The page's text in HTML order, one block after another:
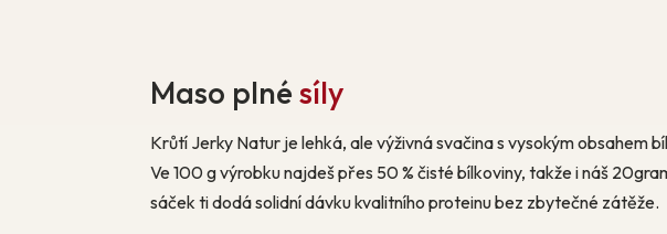
Maso plnésíly
Krůtí Jerky Natur je lehká, ale výživná svačina s vysokým obsahem
Ve 100 g výrobku najdeš přes 50 % čisté bílkoviny, takže i náš
sáček ti dodá solidní dávku kvalitního proteinu bez zbytečné zátěže.